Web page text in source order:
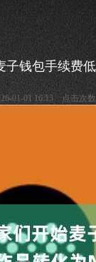
钱包手续费
01-01 16:13 点击次